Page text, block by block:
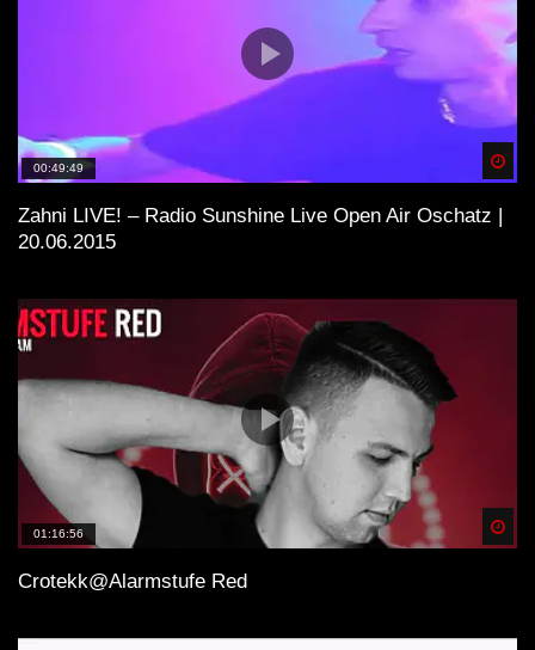
00:49:49
Zahni LIVE! – Radio Sunshine Live Open Air Oschatz |
20.06.2015
01:16:56
Crotekk@Alarmstufe Red